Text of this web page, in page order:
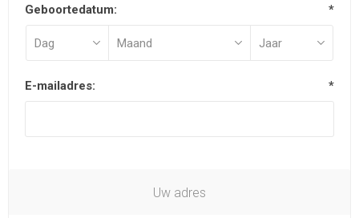
Geboortedatum: *
E-mailadres: *
Uw adres